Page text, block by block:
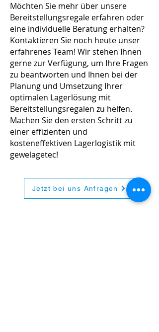
Möchten Sie mehr über unsere
Bereitstellungsregale erfahren oder
eine individuelle Beratung erhalten?
Kontaktieren Sie noch heute unser
erfahrenes Team! Wir stehen Ihnen
gerne zur Verfügung, um Ihre Fragen
zu beantworten und Ihnen bei der
Planung und Umsetzung Ihrer
optimalen Lagerlösung mit
Bereitstellungsregalen zu helfen.
Machen Sie den ersten Schritt zu
einer effizienten und
kosteneffektiven Lagerlogistik mit
gewelagetec!
Jetzt bei uns Anfragen